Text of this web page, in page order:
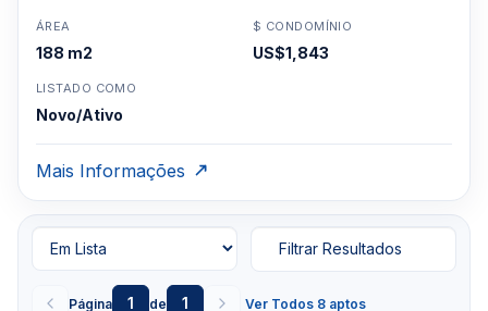
ÁREA
188 m2
$ CONDOMÍNIO
US$1,843
LISTADO COMO
Novo/Ativo
Mais Informações
Página 1 de 1 Ver Todos 8 aptos
Filtrar Resultados